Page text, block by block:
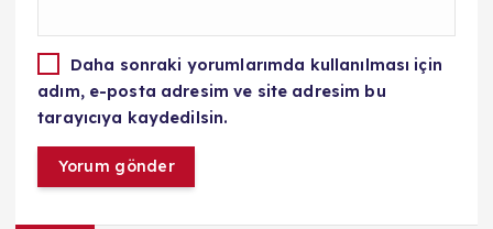
Daha sonraki yorumlarımda kullanılması için
adım, e-posta adresim ve site adresim bu
tarayıcıya kaydedilsin.